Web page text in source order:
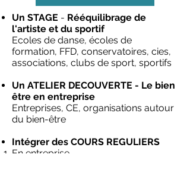
Un STAGE - Rééquilibrage de
l'artiste et du sportif
Ecoles de danse, écoles de
formation, FFD, conservatoires, cies,
associations, clubs de sport, sportifs
Un ATELIER DECOUVERTE - Le bien
être en entreprise
Entreprises, CE, organisations autour
du bien-être
Intégrer des COURS REGULIERS
En entreprise